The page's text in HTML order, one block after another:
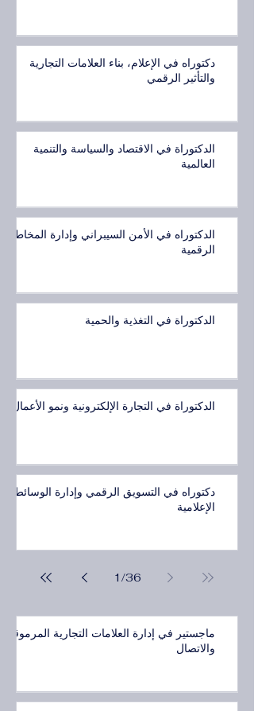
دكتوراه في الإعلام، بناء العلامات التجارية
والتأثير الرقمي
الدكتوراة في الاقتصاد والسياسة والتنمية
العالمية
الدكتوراه في الأمن السيبراني وإدارة المخاطر
الرقمية
الدكتوراة في التغذية والحمية
الدكتوراة في التجارة الإلكترونية ونمو الأعمال
دكتوراه في التسويق الرقمي وإدارة الوسائط
الإعلامية
1 /36
ماجستير في إدارة العلامات التجارية المرموقة
والاتصال